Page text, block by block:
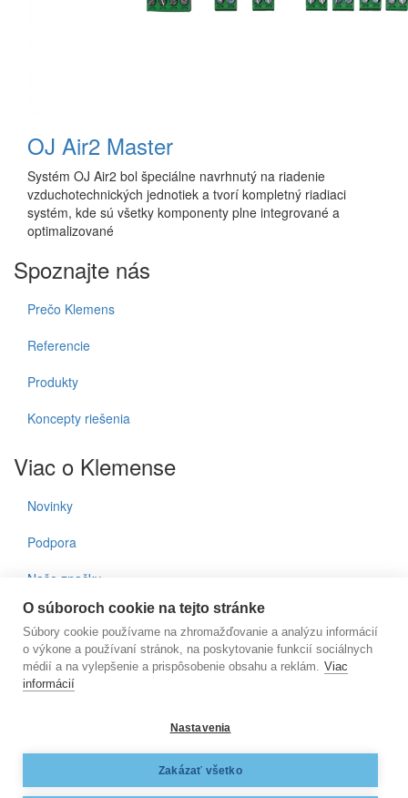
OJ Air2 Master
Systém OJ Air2 bol špeciálne navrhnutý na riadenie
vzduchotechnických jednotiek a tvorí kompletný riadiaci
systém, kde sú všetky komponenty plne integrované a
optimalizované
Spoznajte nás
Prečo Klemens
Referencie
Produkty
Koncepty riešenia
Viac o Klemense
Novinky
Podpora
Naše značky
Kontakty
Prihlásenie do noviniek
E-mail
KLEMENS, s.r.o., Nižnianska 6572/2, 080 06 Ľubotice, e-
klemens@klemens.sk, mobil: +42 (1) 917 350 013
O súboroch cookie na tejto stránke
Súbory cookie používame na zhromažďovanie a analýzu informácií
o výkone a používaní stránok, na poskytovanie funkcií sociálnych
médií a na vylepšenie a prispôsobenie obsahu a reklám. Viac
informácií
Nastavenia
Zakázať všetko